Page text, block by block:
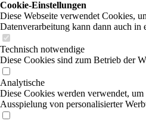
Cookie-Einstellungen
Diese Webseite verwendet Cookies,
Datenverarbeitung kann dann auch
Technisch notwendige
Diese Cookies sind zum Betrieb der
Analytische
Diese Cookies werden verwendet,
Ausspielung von personalisierter